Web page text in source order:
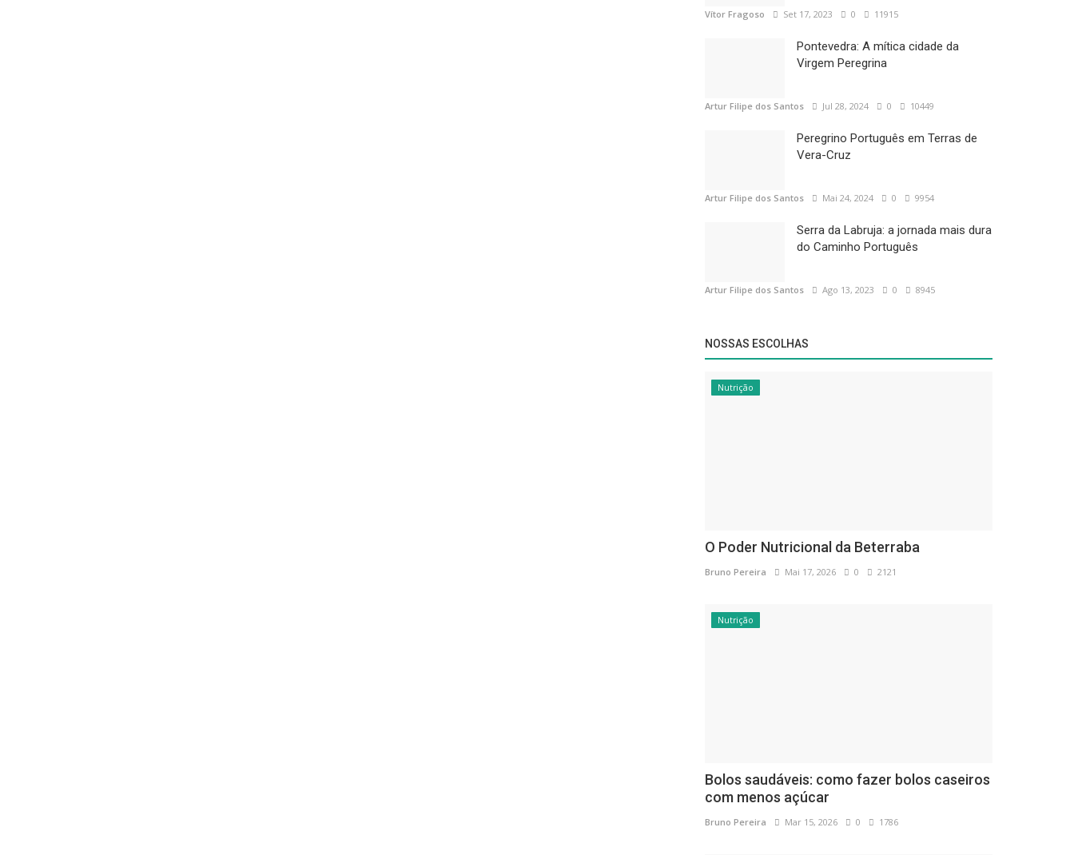
Vítor Fragoso Set 17, 2023 0 11915
Pontevedra: A mítica cidade da
Virgem Peregrina
Artur Filipe dos Santos Jul 28, 2024 0 10449
Peregrino Português em Terras de
Vera-Cruz
Artur Filipe dos Santos Mai 24, 2024 0 9954
Serra da Labruja: a jornada mais dura
do Caminho Português
Artur Filipe dos Santos Ago 13, 2023 0 8945
NOSSAS ESCOLHAS
Nutrição
O Poder Nutricional da Beterraba
Bruno Pereira Mai 17, 2026 0 2121
Nutrição
Bolos saudáveis: como fazer bolos caseiros
com menos açúcar
Bruno Pereira Mar 15, 2026 0 1786